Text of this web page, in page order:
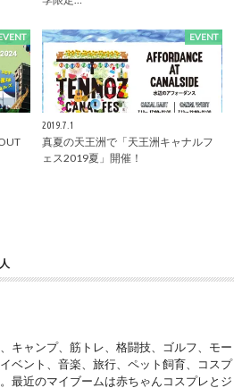
EVENT
2019.7.1
真夏の天王洲で「天王洲キャナルフ
ェス2019夏」開催！
キャンプ、筋トレ、格闘技、ゴルフ、モー
ベント、音楽、旅行、ペット飼育、コスプ
最近のマイブームは赤ちゃんコスプレとジ